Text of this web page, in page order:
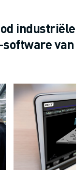
EFFICIËNTERE
industriële
software van